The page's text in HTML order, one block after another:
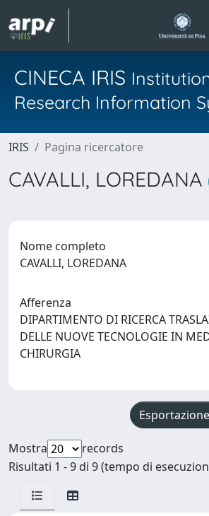
CINECA IRIS
Research Information
IRIS Pagina ricercatore
CAVALLI, LOREDANA
Nome completo
CAVALLI, LOREDANA
Afferenza
DIPARTIMENTO DI RICERCA
DELLE NUOVE TECNOLOGIE IN
CHIRURGIA
Esportazione
Mostra
records
Risultati 1 - 9 di 9 (tempo di